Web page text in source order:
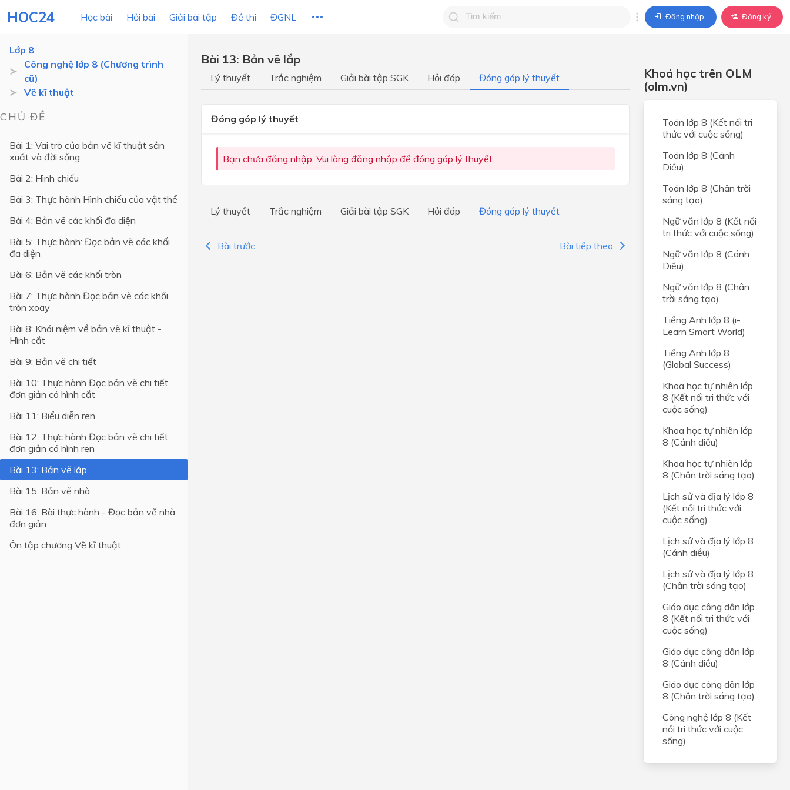
HOC24 Học bài Hỏi bài Giải bài tập Đề thi ĐGNL
Tìm kiếm câu trả lời cho câu hỏi của
bạn
Đăng nhập Đăng ký
LỚP HỌC
Lớp 10
Lớp 9
Lớp 8
Lớp 7
Lớp 6
Lớp 2
MÔN HỌC CHỦ ĐỀ / CHƯƠNG BÀI HỌC
Lớp 8
Công nghệ lớp 8 (Chương trình
cũ)
Vẽ kĩ thuật
CHỦ ĐỀ
Bài 1: Vai trò của bản vẽ kĩ thuật sản
xuất và đời sống
Bài 2: Hình chiếu
Bài 3: Thực hành Hình chiếu của vật thể
Bài 4: Bản vẽ các khối đa diện
Bài 5: Thực hành: Đọc bản vẽ các khối
đa diện
Bài 6: Bản vẽ các khối tròn
Bài 7: Thực hành Đọc bản vẽ các khối
tròn xoay
Bài 8: Khái niệm về bản vẽ kĩ thuật -
Hình cắt
Bài 9: Bản vẽ chi tiết
Bài 10: Thực hành Đọc bản vẽ chi tiết
đơn giản có hình cắt
Bài 11: Biểu diễn ren
Bài 12: Thực hành Đọc bản vẽ chi tiết
đơn giản có hình ren
Bài 13: Bản vẽ lắp
Bài 15: Bản vẽ nhà
Bài 16: Bài thực hành - Đọc bản vẽ nhà
đơn giản
Ôn tập chương Vẽ kĩ thuật
Bài 13: Bản vẽ lắp
Lý thuyết Trắc nghiệm Giải bài tập SGK Hỏi đáp Đóng góp lý thuyết
Đóng góp lý thuyết
Bạn chưa đăng nhập. Vui lòng đăng nhập để đóng góp lý thuyết.
Lý thuyết Trắc nghiệm Giải bài tập SGK Hỏi đáp Đóng góp lý thuyết
Bài trước Bài tiếp theo
Khoá học trên OLM
(olm.vn)
Toán lớp 8 (Kết nối tri
thức với cuộc sống)
Toán lớp 8 (Cánh
Diều)
Toán lớp 8 (Chân trời
sáng tạo)
Ngữ văn lớp 8 (Kết nối
tri thức với cuộc sống)
Ngữ văn lớp 8 (Cánh
Diều)
Ngữ văn lớp 8 (Chân
trời sáng tạo)
Tiếng Anh lớp 8 (i-
Learn Smart World)
Tiếng Anh lớp 8
(Global Success)
Khoa học tự nhiên lớp
8 (Kết nối tri thức với
cuộc sống)
Khoa học tự nhiên lớp
8 (Cánh diều)
Khoa học tự nhiên lớp
8 (Chân trời sáng tạo)
Lịch sử và địa lý lớp 8
(Kết nối tri thức với
cuộc sống)
Lịch sử và địa lý lớp 8
(Cánh diều)
Lịch sử và địa lý lớp 8
(Chân trời sáng tạo)
Giáo dục công dân lớp
8 (Kết nối tri thức với
cuộc sống)
Giáo dục công dân lớp
8 (Cánh diều)
Giáo dục công dân lớp
8 (Chân trời sáng tạo)
Công nghệ lớp 8 (Kết
nối tri thức với cuộc
sống)